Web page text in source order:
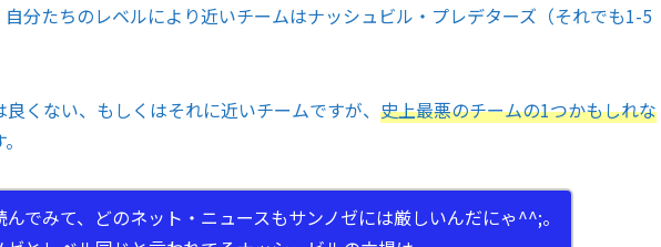
分たちのレベルにより近いチームはナッシュビル・プレデターズ（それでも1-5
くない、もしくはそれに近いチームですが、 史上最悪のチームの1つかもしれな
んでみて、どのネット・ニュースもサンノゼには厳しいんだにゃ^^;。